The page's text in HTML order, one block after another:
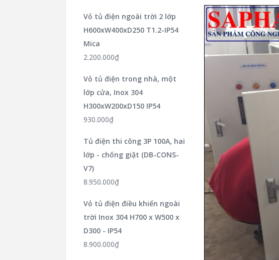
Vỏ tủ điện ngoài trời 2 lớp
H600xW400xD250 T1.2-IP54
Mica
2.200.000₫
Vỏ tủ điện trong nhà, một
lớp cửa, Inox 304
H300xW200xD150 IP54
930.000₫
Tủ điện thi công 3P 100A, hai
lớp - chống giật (DB-CONS-
V7)
8.950.000₫
Vỏ tủ điện điều khiển ngoài
trời Inox 304 H700 x W500 x
D300 - IP54
8.900.000₫